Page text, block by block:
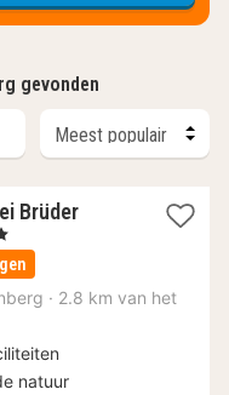
gevonden
Brüder
· 2.8 km van het
natuur